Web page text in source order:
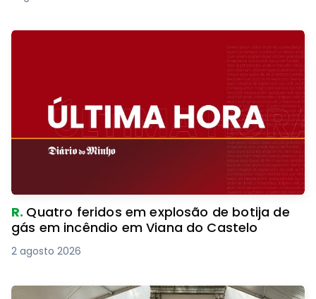
R. Quatro feridos em explosão de botija de
gás em incêndio em Viana do Castelo
2 agosto 2026